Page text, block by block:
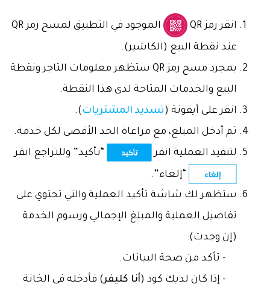
انقر رمز QR
الموجود في التطبيق لمسح رمز QR
عند نقطة البيع (الكاشير).
بمجرد مسح رمز QR ستظهر معلومات التاجر ونقطة
البيع والخدمات المتاحة لدى هذا النقطة.
انقر على أيقونة ( تسديد المشتريات ).
ثم أدخل المبلغ، مع مراعاة الحد الأقصى لكل خدمة.
لتنفيذ العملية انقر
“تأكيد” وللتراجع انقر
“إلغاء”.
ستظهر لك شاشة تأكيد العملية والتي تحتوي على
تفاصيل العملية والمبلغ الإجمالي ورسوم الخدمة
(إن وجدت):
- تأكد من صحة البيانات.
- إذا كان لديك كود (أنا كليفر) فأدخله في الخانة